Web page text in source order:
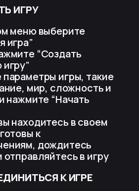
ИГРУ
меню выберите
игра”
“Создать
игры, такие
мир, сложность и
нажмите “Начать
находитесь в своем
к
дождитесь
отправляйтесь в игру
К ИГРЕ